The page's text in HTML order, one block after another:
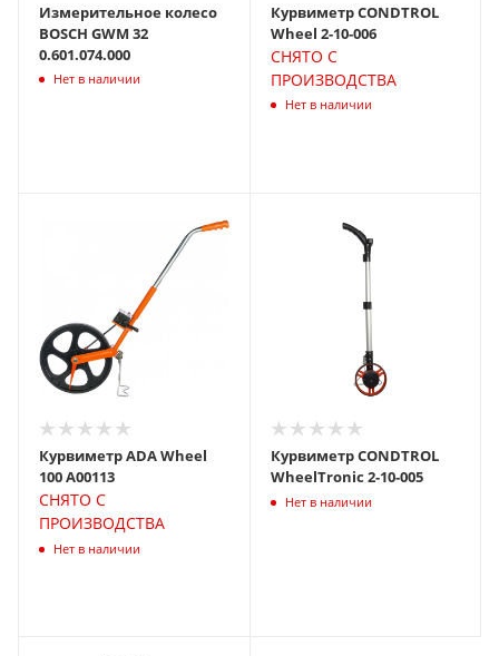
Измерительное колесо
BOSCH GWM 32
0.601.074.000
Нет в наличии
Курвиметр CONDTROL
Wheel 2-10-006
СНЯТО С
ПРОИЗВОДСТВА
Нет в наличии
Курвиметр ADA Wheel
100 А00113
СНЯТО С
ПРОИЗВОДСТВА
Нет в наличии
Курвиметр CONDTROL
WheelTronic 2-10-005
Нет в наличии